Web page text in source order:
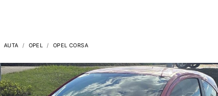
AUTA OPEL OPEL CORSA